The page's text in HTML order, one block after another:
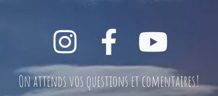
On attends vos questions et comentaires!